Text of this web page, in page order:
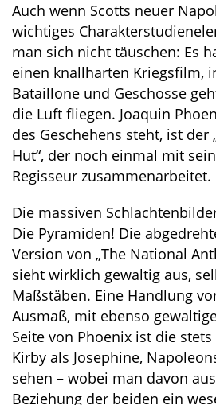
Auch wenn Scotts neuer
wichtiges
man sich nicht täuschen: Es
einen knallharten Kriegsfilm,
Bataillone und Geschosse
die Luft fliegen. Joaquin
des Geschehens steht, ist der
Hut“, der noch einmal mit
Regisseur zusammenarbeitet.
Die massiven
Die Pyramiden! Die
Version von „The National
sieht wirklich gewaltig aus,
Maßstäben. Eine Handlung
Ausmaß, mit ebenso
Seite von Phoenix ist die
Kirby als Josephine,
sehen – wobei man davon
Beziehung der beiden ein